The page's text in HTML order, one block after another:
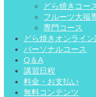
どら焼きコー
フルーツ大福
専門コース
どら焼きオンライ
パーソナルコース
Q＆A
講習日程
料金・お支払い
無料コンテンツ